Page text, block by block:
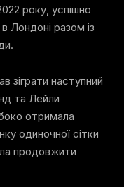
року, успішно
Лондоні разом із
зіграти наступний
та Лейли
отримала
одиночної сітки
продовжити